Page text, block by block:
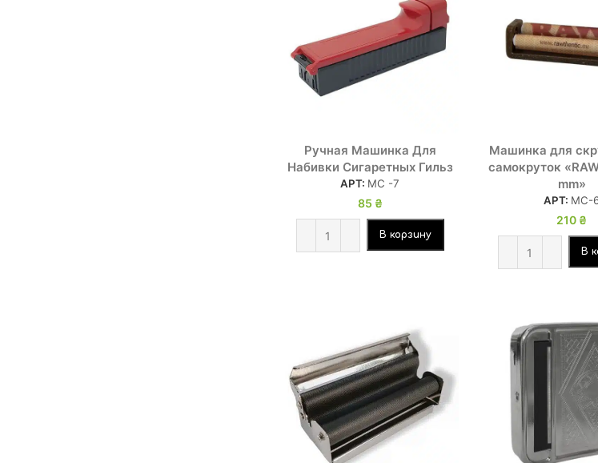
Ручная Машинка Для
Набивки Сигаретных Гильз
АРТ: МС -7
85 ₴
В корзину
Машинка для
самокруток
mm»
АРТ: МС-
210 ₴
В